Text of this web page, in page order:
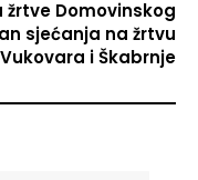
žrtve Domovinskog
sjećanja na žrtvu
Vukovara i Škabrnje